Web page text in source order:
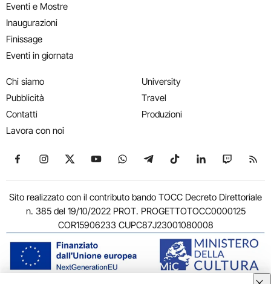
Eventi e Mostre
Inaugurazioni
Finissage
Eventi in giornata
Chi siamo
Pubblicità
Contatti
Lavora con noi
University
Travel
Produzioni
Seguici su Facebook
Seguici su Instagram
Seguici su X
Seguici su YouTube
Seguici su WhatsApp
Seguici su Telegram
Seguici su TikTok
Seguici su
Seguici
Sito realizzato con il contributo bando TOCC Decreto Direttoriale
n. 385 del 19/10/2022 PROT. PROGETTOTOCC0000125
COR15906233 CUPC87J23001080008